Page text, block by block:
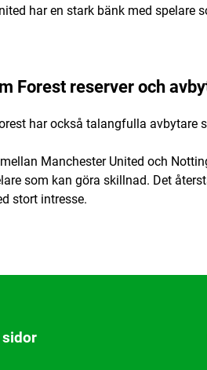
har en stark bänk med
Forest reserver och
har också talangfulla avbytare
Manchester United och
som kan göra skillnad. Det
stort intresse.
sidor